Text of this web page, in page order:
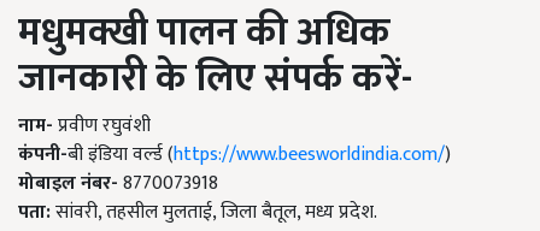
मधुमक्खीपालनकीअधिक
जानकारीकेलिएसंपर्ककरें-
नाम-प्रवीण रघुवंशी
कंपनी-बी इंडिया वर्ल्ड (https://www.beesworldindia.com/)
मोबाइलनंबर-8770073918
पता:सांवरी, तहसील मुलताई, जिला बैतूल, मध्य प्रदेश.